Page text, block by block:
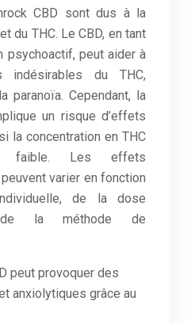
CBD sont dus à la
du THC. Le CBD, en tant
psychoactif, peut aider à
du THC,
paranoïa. Cependant, la
un risque d’effets
la concentration en THC
faible. Les effets
varier en fonction
de la dose
la méthode de
peut provoquer des
anxiolytiques grâce au